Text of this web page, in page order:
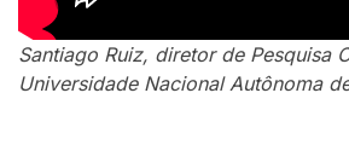
Santiago Ruiz, diretor de Pesquisa
Universidade Nacional Autônoma